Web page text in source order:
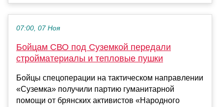
07:00, 07 Ноя
Бойцам СВО под Суземкой передали
стройматериалы и тепловые пушки
Бойцы спецоперации на тактическом направлении
«Суземка» получили партию гуманитарной
помощи от брянских активистов «Народного